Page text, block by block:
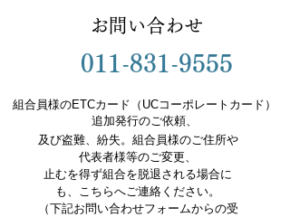
お問い合わせ
011-831-9555
組合員様のETCカード（UCコーポレートカード）
追加発行のご依頼、
及び盗難、紛失。組合員様のご住所や
代表者様等のご変更、
止むを得ず組合を脱退される場合に
も、こちらへご連絡ください。
（下記お問い合わせフォームからの受